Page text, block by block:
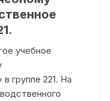
учебное
группе 221. На